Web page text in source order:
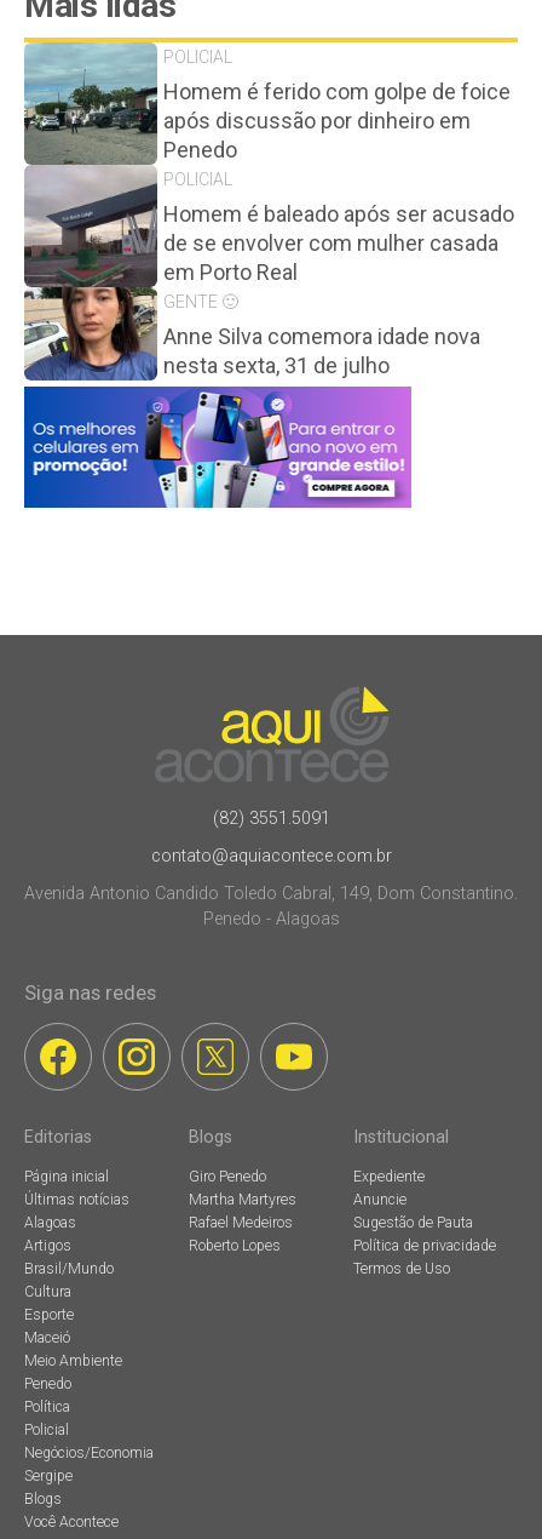
POLICIAL
Homem é ferido com golpe de foice
após discussão por dinheiro em
Penedo
POLICIAL
Homem é baleado após ser acusado
de se envolver com mulher casada
em Porto Real
GENTE 🙂
Anne Silva comemora idade nova
nesta sexta, 31 de julho
(82) 3551.5091
contato@aquiacontece.com.br
Avenida Antonio Candido Toledo Cabral, 149, Dom Constantino.
Penedo - Alagoas
Siga nas redes
Editorias
Página inicial
Últimas notícias
Alagoas
Artigos
Brasil/Mundo
Cultura
Esporte
Maceió
Meio Ambiente
Penedo
Política
Policial
Negócios/Economia
Sergipe
Blogs
Você Acontece
Blogs
Giro Penedo
Martha Martyres
Rafael Medeiros
Roberto Lopes
Institucional
Expediente
Anuncie
Sugestão de Pauta
Política de privacidade
Termos de Uso